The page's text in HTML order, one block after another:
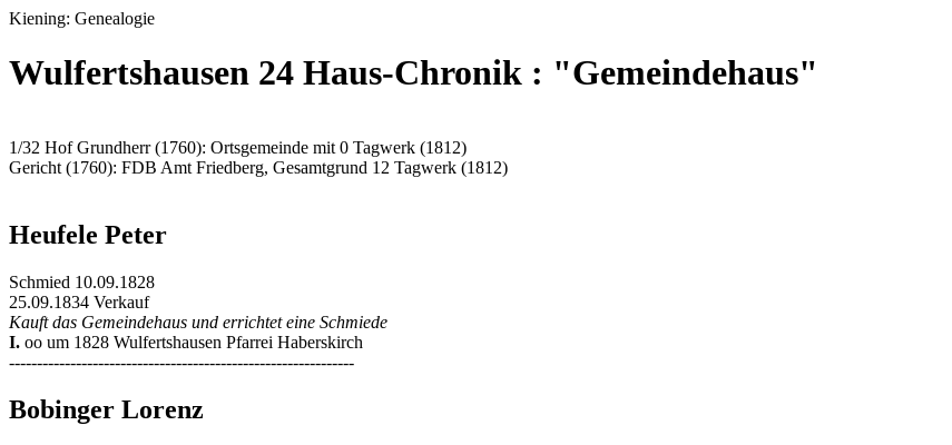
Kiening: Genealogie
Wulfertshausen 24 Haus-Chronik : "Gemeindehaus"
1/32 Hof Grundherr (1760): Ortsgemeinde mit 0 Tagwerk (1812)
Gericht (1760): FDB Amt Friedberg, Gesamtgrund 12 Tagwerk (1812)
Heufele Peter
Schmied 10.09.1828
25.09.1834 Verkauf
Kauft das Gemeindehaus und errichtet eine Schmiede
I. oo um 1828 Wulfertshausen Pfarrei Haberskirch
--------------------------------------------------------------
Bobinger Lorenz